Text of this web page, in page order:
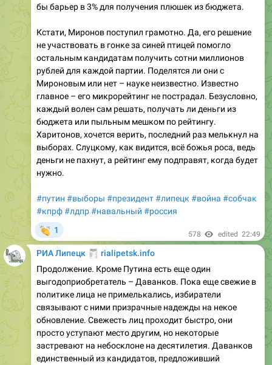
бы барьер в 3% для получения плюшек из бюджета.
Кстати, Миронов поступил грамотно. Да, его решение
не участвовать в гонке за синей птицей помогло
остальным кандидатам получить сотни миллионов
рублей для каждой партии. Поделятся ли они с
Мироновым или нет – науке неизвестно. Известно
главное – его микрорейтинг не пострадал. Безусловно,
каждый волен сам решать, получать ли деньги из
бюджета или пыльным мешком по рейтингу.
Харитонов, хочется верить, последний раз мелькнул на
выборах. Слуцкому, как видится, всё божья роса, ведь
деньги не пахнут, а рейтинг ему подправят, когда будет
нужно.
#путин #выборы #президент#липецк #война #собчак
#кпрф#лдпр#навальный #россия
1 578 edited 22:49
РИА Липецк
🧾rialipetsk.info
Продолжение. Кроме Путина есть еще один
выгодоприобретатель – Даванков. Пока еще свежие в
политике лица не примелькались, избиратели
связывают с ними призрачные надежды на некое
обновление. Свежесть лиц проходит быстро, они
просто уступают место другим, но некоторые
застревают на небосклоне на десятилетия. Даванков
единственный из кандидатов, предложивший